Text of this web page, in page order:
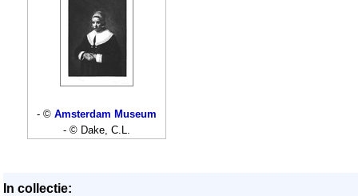
- © Amsterdam Museum
- © Dake, C.L.
In collectie: